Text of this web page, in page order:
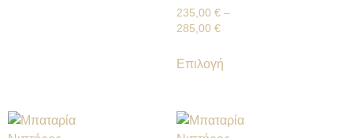
235,00 € –
285,00 €
Επιλογή